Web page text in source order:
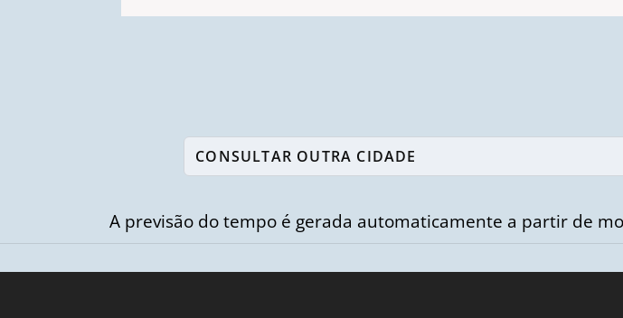
A previsão do tempo é gerada automaticamente a partir de